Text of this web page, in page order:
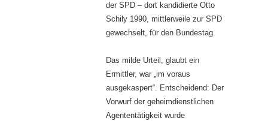
der SPD – dort kandidierte Otto
Schily 1990, mittlerweile zur SPD
gewechselt, für den Bundestag.
Das milde Urteil, glaubt ein
Ermittler, war „im voraus
ausgekaspert“. Entscheidend: Der
Vorwurf der geheimdienstlichen
Agententätigkeit wurde